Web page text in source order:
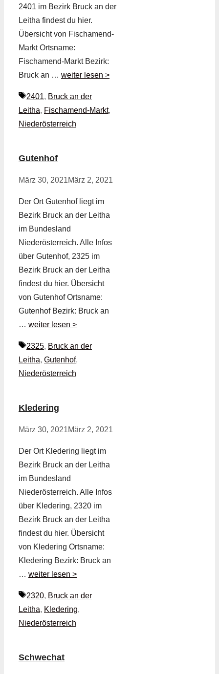
2401 im Bezirk Bruck an der
Leitha findest du hier.
Übersicht von Fischamend-
Markt Ortsname:
Fischamend-Markt Bezirk:
Bruck an … weiter lesen >
Schlagwörter
2401, Bruck an der
Leitha, Fischamend-Markt,
Niederösterreich
Gutenhof
März 30, 2021März 2, 2021
Der Ort Gutenhof liegt im
Bezirk Bruck an der Leitha
im Bundesland
Niederösterreich. Alle Infos
über Gutenhof, 2325 im
Bezirk Bruck an der Leitha
findest du hier. Übersicht
von Gutenhof Ortsname:
Gutenhof Bezirk: Bruck an
… weiter lesen >
Schlagwörter
2325, Bruck an der
Leitha, Gutenhof,
Niederösterreich
Kledering
März 30, 2021März 2, 2021
Der Ort Kledering liegt im
Bezirk Bruck an der Leitha
im Bundesland
Niederösterreich. Alle Infos
über Kledering, 2320 im
Bezirk Bruck an der Leitha
findest du hier. Übersicht
von Kledering Ortsname:
Kledering Bezirk: Bruck an
… weiter lesen >
Schlagwörter
2320, Bruck an der
Leitha, Kledering,
Niederösterreich
Schwechat